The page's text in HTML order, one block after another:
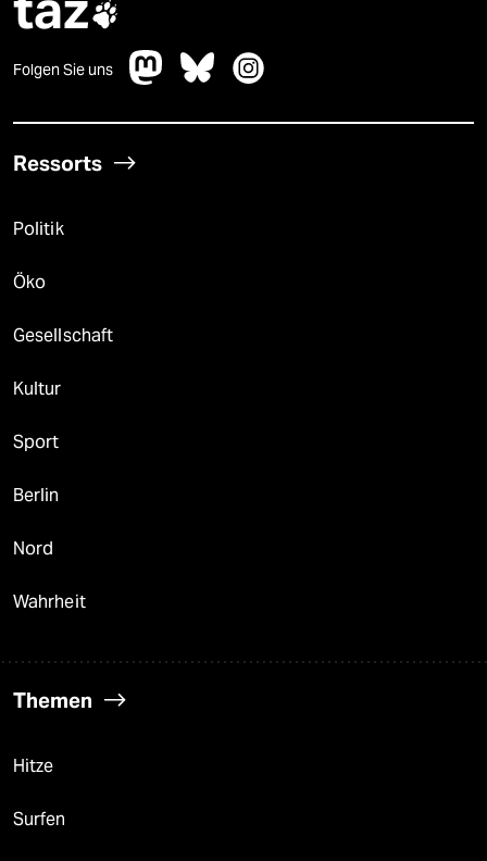

Folgen Sie uns
Ressorts
Politik
Öko
Gesellschaft
Kultur
Sport
Berlin
Nord
Wahrheit
Themen
Hitze
Surfen